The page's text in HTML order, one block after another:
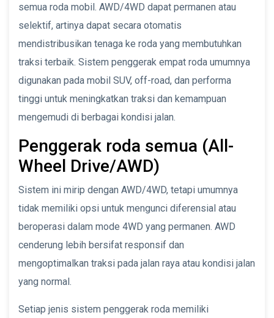
semua roda mobil. AWD/4WD dapat permanen atau
selektif, artinya dapat secara otomatis
mendistribusikan tenaga ke roda yang membutuhkan
traksi terbaik. Sistem penggerak empat roda umumnya
digunakan pada mobil SUV, off-road, dan performa
tinggi untuk meningkatkan traksi dan kemampuan
mengemudi di berbagai kondisi jalan.
Penggerak roda semua (All-
Wheel Drive/AWD)
Sistem ini mirip dengan AWD/4WD, tetapi umumnya
tidak memiliki opsi untuk mengunci diferensial atau
beroperasi dalam mode 4WD yang permanen. AWD
cenderung lebih bersifat responsif dan
mengoptimalkan traksi pada jalan raya atau kondisi jalan
yang normal.
Setiap jenis sistem penggerak roda memiliki